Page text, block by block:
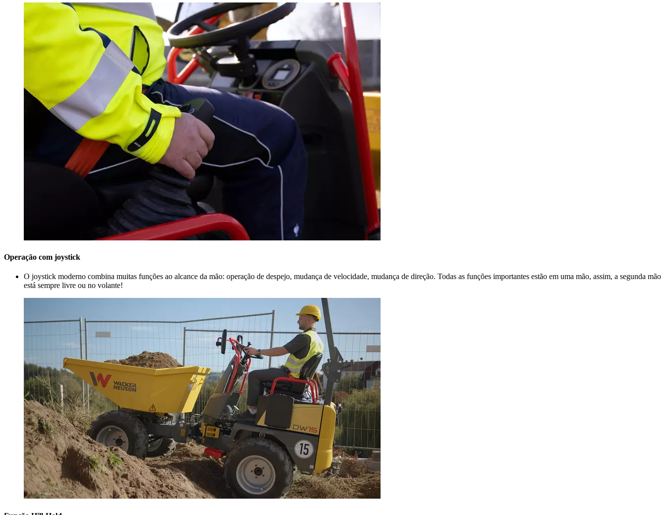
Operação com joystick
O joystick moderno combina muitas funções ao alcance da mão: operação de despejo, mudança de velocidade, mudança de direção. Todas as funções importantes estão em uma mão, assim, a segunda mão
está sempre livre ou no volante!